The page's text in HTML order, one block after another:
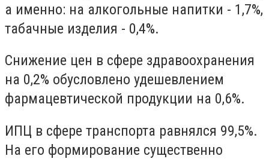
а именно: на алкогольные напитки - 1,7%,
табачные изделия - 0,4%.
Снижение цен в сфере здравоохранения
на 0,2% обусловлено удешевлением
фармацевтической продукции на 0,6%.
ИПЦ в сфере транспорта равнялся 99,5%.
На его формирование существенно